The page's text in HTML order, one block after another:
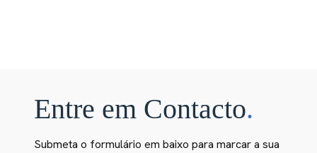
Entre em Contacto.
Submeta o formulário em baixo para marcar a sua